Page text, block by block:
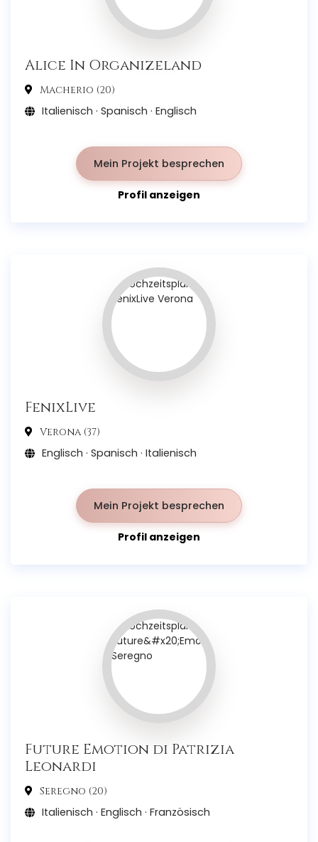
Alice In Organizeland
Macherio (20)
Italienisch · Spanisch · Englisch
Mein Projekt besprechen
Profil anzeigen
FenixLive
Verona (37)
Englisch · Spanisch · Italienisch
Mein Projekt besprechen
Profil anzeigen
Future Emotion di Patrizia
Leonardi
Seregno (20)
Italienisch · Englisch · Französisch